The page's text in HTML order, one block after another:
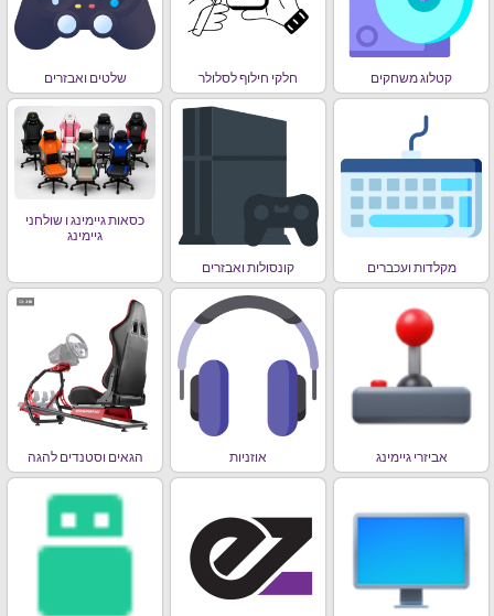
קטלוג משחקים חלקי חילוף לסלולר שלטים ואבזרים
מקלדות ועכברים קונסולות ואבזרים
כסאות גיימינג ו שולחני
גיימינג
אביזרי גיימינג אוזניות הגאים וסטנדים להגה